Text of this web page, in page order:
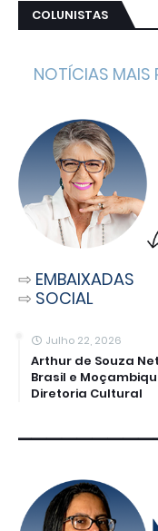
COLUNISTAS
NOTÍCIAS MAIS
⇨ EMBAIXADAS
⇨ SOCIAL
Julho 22, 2026
Arthur de Souza
Brasil e
Diretoria Cultural